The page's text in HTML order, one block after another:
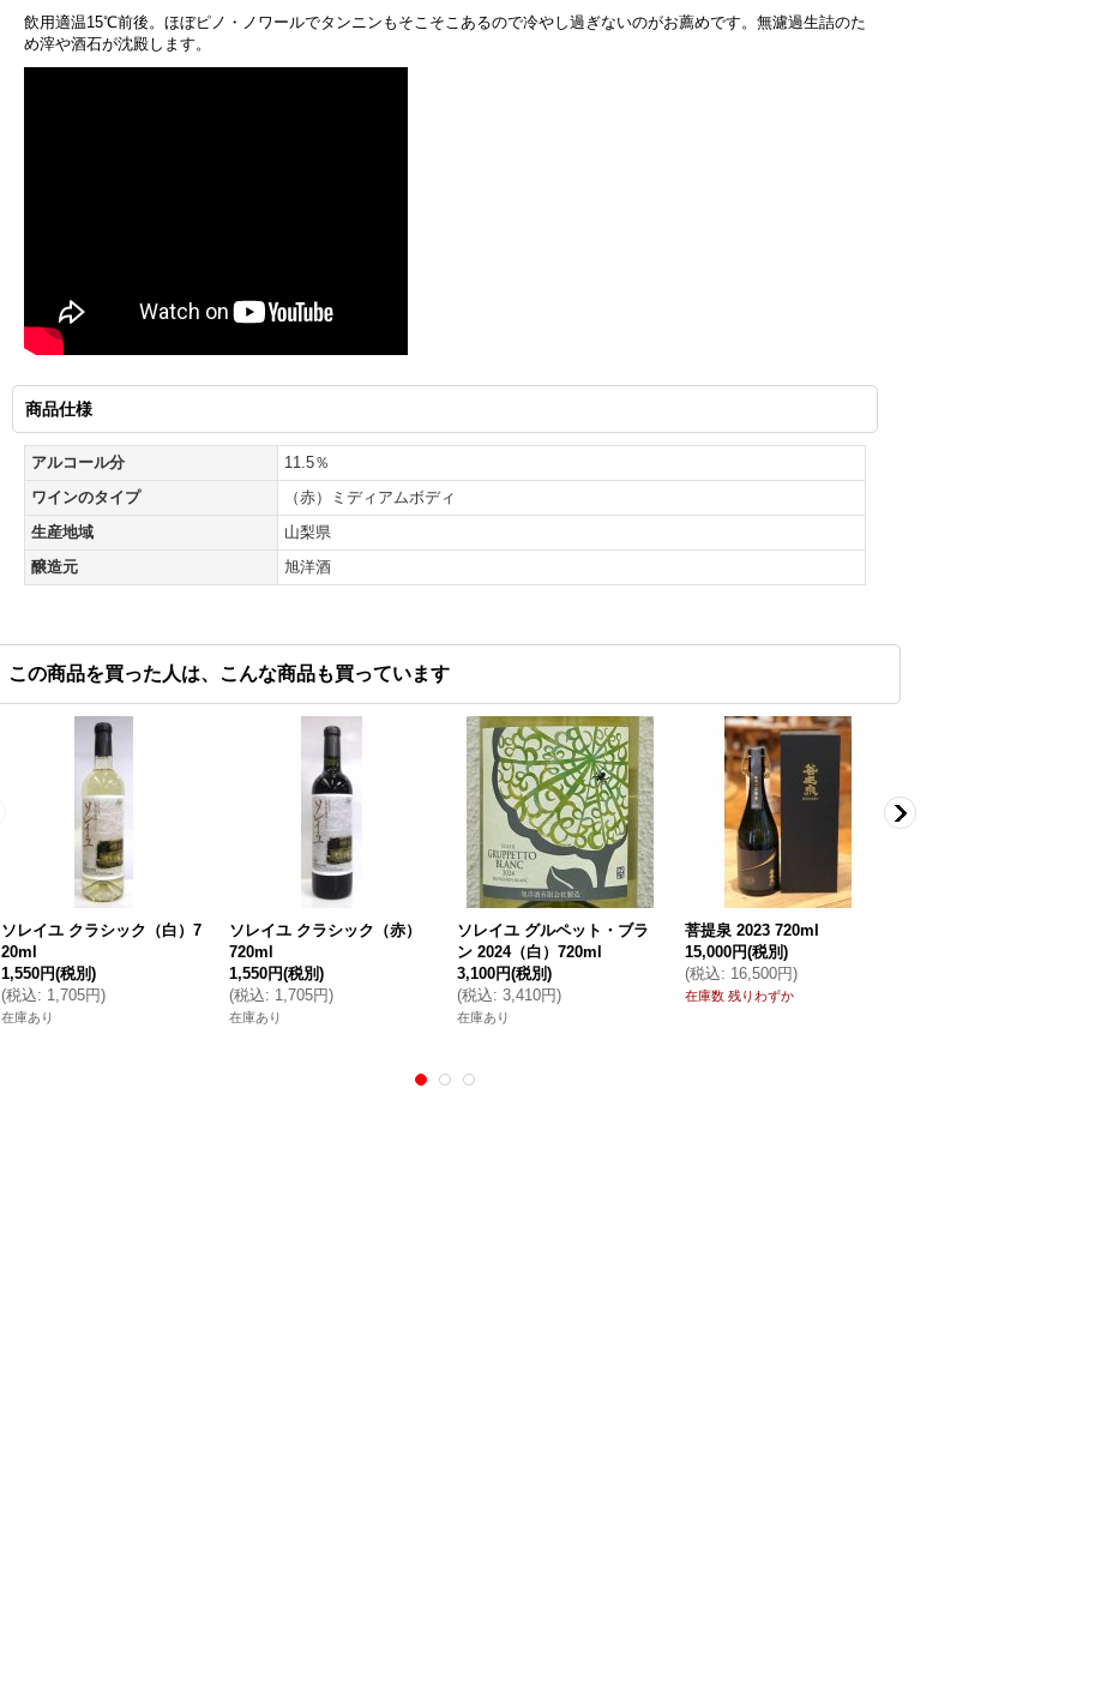
飲用適温15℃前後。ほぼピノ・ノワールでタンニンもそこそこあるので冷やし過ぎないのがお薦めです。無濾過生詰のた
め滓や酒石が沈殿します。
商品仕様
アルコール分
11.5％
ワインのタイプ
（赤）ミディアムボディ
生産地域
山梨県
醸造元
旭洋酒
この商品を買った人は、こんな商品も買っています
ソレイユ クラシック（白）7
20ml
1,550円(税別)
(税込: 1,705円)
在庫あり
ソレイユ クラシック（赤）
720ml
1,550円(税別)
(税込: 1,705円)
在庫あり
ソレイユ グルペット・ブラ
ン 2024（白）720ml
3,100円(税別)
(税込: 3,410円)
在庫あり
菩提泉 2023 720ml
15,000円(税別)
(税込: 16,500円)
在庫数 残りわずか